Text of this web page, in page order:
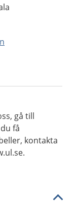
gå till
få
kontakta